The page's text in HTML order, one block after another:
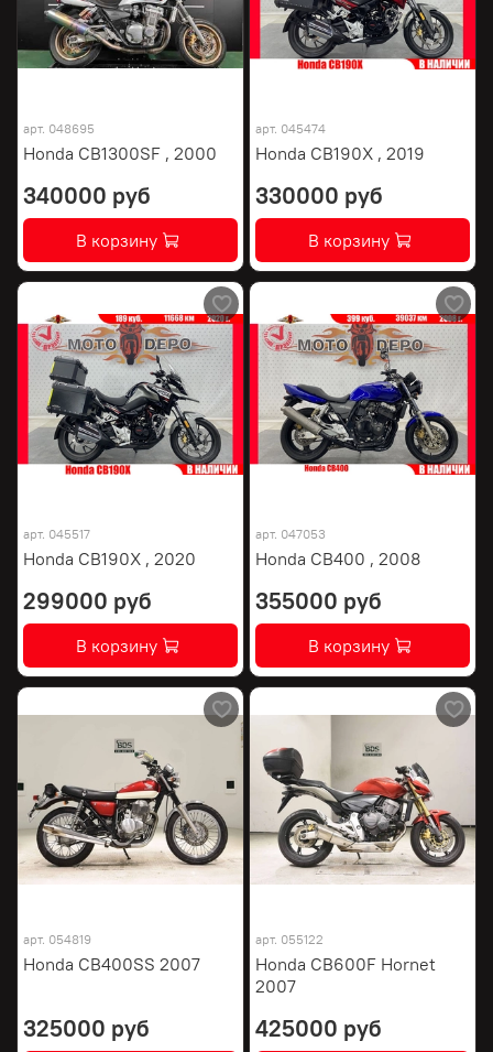
арт. 048695
Honda CB1300SF , 2000
340000 руб
В корзину
арт. 045474
Honda CB190X , 2019
330000 руб
В корзину
арт. 045517
Honda CB190X , 2020
299000 руб
В корзину
арт. 047053
Honda CB400 , 2008
355000 руб
В корзину
арт. 054819
Honda CB400SS 2007
325000 руб
арт. 055122
Honda CB600F Hornet
2007
425000 руб